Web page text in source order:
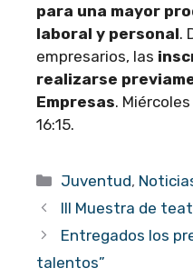
para una mayor
laboral y personal.
empresarios, las
realizarse
Empresas.
16:15.
Categorías
Juventud,
III Muestra de
Entregados los
talentos”